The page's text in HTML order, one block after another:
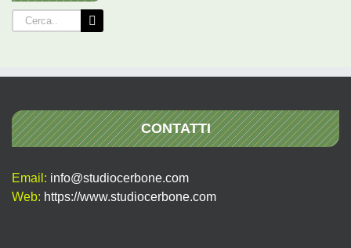
Cerca
per:
CONTATTI
Email: info@studiocerbone.com
Web: https://www.studiocerbone.com